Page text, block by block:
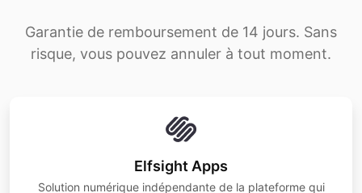
Garantie de remboursement de 14 jours. Sans
risque, vous pouvez annuler à tout moment.
Elfsight Apps
Solution numérique indépendante de la plateforme qui